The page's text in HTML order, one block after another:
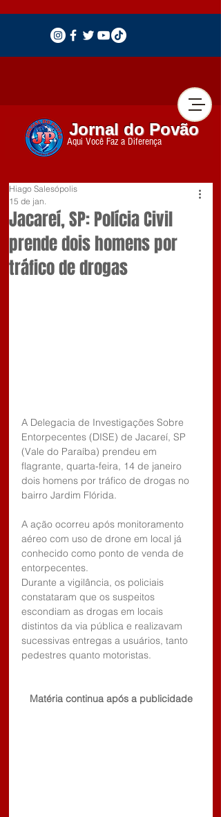
Jornal do Povão
Aqui Você Faz a Diferença
Jacareí, SP: Polícia Civil
prende dois homens por
tráfico de drogas
Hiago Salesópolis
15 de jan.
A Delegacia de Investigações Sobre
Entorpecentes (DISE) de Jacareí, SP
(Vale do Paraíba) prendeu em
flagrante, quarta-feira, 14 de janeiro
dois homens por tráfico de drogas no
bairro Jardim Flórida.
A ação ocorreu após monitoramento
aéreo com uso de drone em local já
conhecido como ponto de venda de
entorpecentes.
Durante a vigilância, os policiais
constataram que os suspeitos
escondiam as drogas em locais
distintos da via pública e realizavam
sucessivas entregas a usuários, tanto
pedestres quanto motoristas.
Matéria continua após a publicidade